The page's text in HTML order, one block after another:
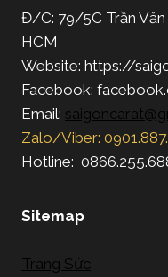
Đ/C: 79/5C Trần Văn
HCM
Website: https://
Facebook:
Email:
Zalo/Viber:
Hotline:
Sitemap
Trang Sức